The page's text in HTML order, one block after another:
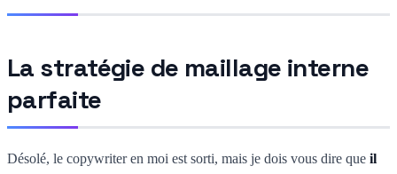
La stratégie de maillage interne
parfaite
Désolé, le copywriter en moi est sorti, mais je dois vous dire que il